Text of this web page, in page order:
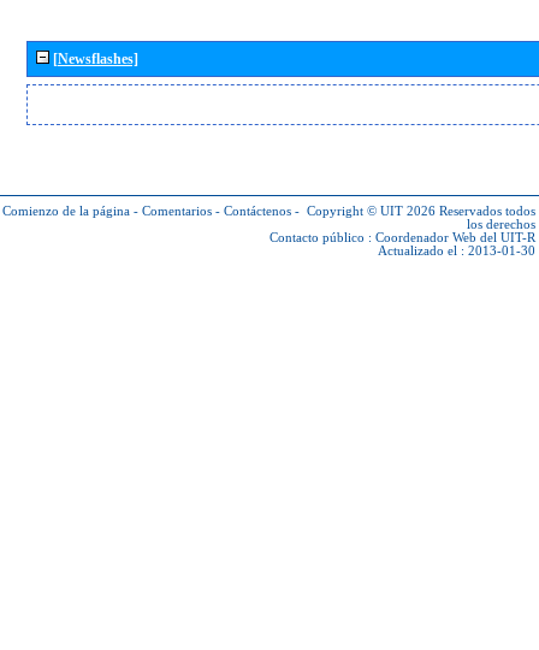
[Newsflashes]
Comienzo de la página - Comentarios - Contáctenos - Copyright © UIT 2026 Reservados todos
los derechos
Contacto público : Coordenador Web del UIT-R
Actualizado el : 2013-01-30